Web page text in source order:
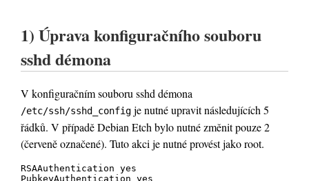
1) Úprava konfiguračního souboru
sshd démona
V konfiguračním souboru sshd démona
/etc/ssh/sshd_config je nutné upravit následujících 5
řádků. V případě Debian Etch bylo nutné změnit pouze 2
(červeně označené). Tuto akci je nutné provést jako root.
RSAAuthentication yes